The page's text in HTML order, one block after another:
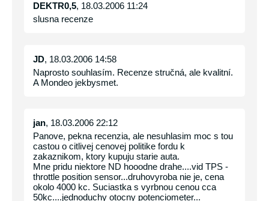
DEKTR0,5, 18.03.2006 11:24
slusna recenze
JD, 18.03.2006 14:58
Naprosto souhlasím. Recenze stručná, ale kvalitní.
A Mondeo jekbysmet.
jan, 18.03.2006 22:12
Panove, pekna recenzia, ale nesuhlasim moc s tou
castou o citlivej cenovej politike fordu k
zakaznikom, ktory kupuju starie auta.
Mne pridu niektore ND hooodne drahe....vid TPS -
throttle position sensor...druhovyroba nie je, cena
okolo 4000 kc. Suciastka s vyrbnou cenou cca
50kc....jednoduchy otocny potenciometer...